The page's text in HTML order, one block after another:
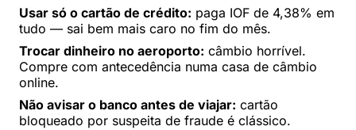
Usar só o cartão de crédito: paga IOF de 4,38% em
tudo — sai bem mais caro no fim do mês.
Trocar dinheiro no aeroporto: câmbio horrível.
Compre com antecedência numa casa de câmbio
online.
Não avisar o banco antes de viajar: cartão
bloqueado por suspeita de fraude é clássico.